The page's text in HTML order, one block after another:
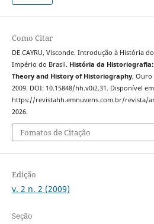
Como Citar
DE CAYRU, Visconde. Introdução à História
Império do Brasil. História da
Theory and History of Historiography, Ouro
2009. DOI: 10.15848/hh.v0i2.31. Disponível
https://revistahh.emnuvens.com.br/revista/
2026.
Fomatos de Citação
Edição
v. 2 n. 2 (2009)
Seção